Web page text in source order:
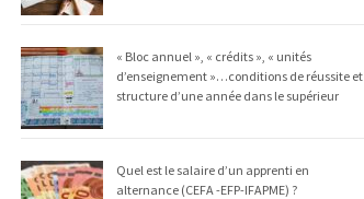
« Bloc annuel », « crédits », « unités
d’enseignement »…conditions de réussite et
structure d’une année dans le supérieur
Quel est le salaire d’un apprenti en
alternance (CEFA -EFP-IFAPME) ?